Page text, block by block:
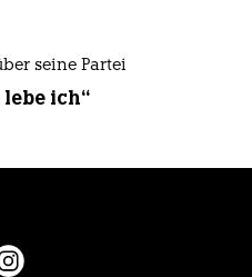
seine Partei
lebe ich“